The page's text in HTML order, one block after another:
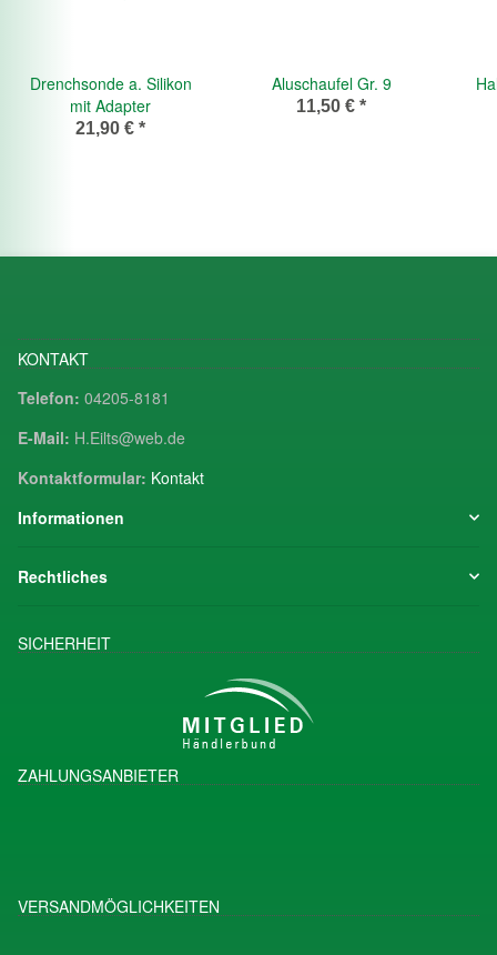
Drenchsonde a. Silikon
mit Adapter
21,90 € *
Aluschaufel Gr. 9
11,50 € *
KONTAKT
Telefon: 04205-8181
E-Mail: H.Eilts@web.de
Kontaktformular: Kontakt
Informationen
Rechtliches
SICHERHEIT
ZAHLUNGSANBIETER
VERSANDMÖGLICHKEITEN